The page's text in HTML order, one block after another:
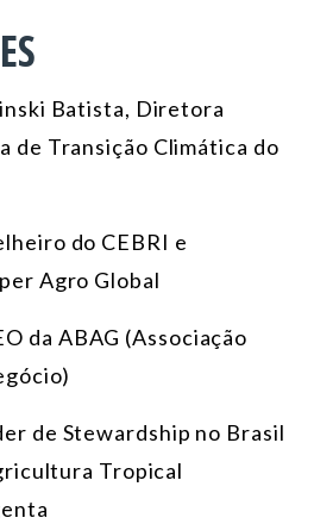
Batista, Diretora
de Transição Climática do
do CEBRI e
Agro Global
da ABAG (Associação
de Stewardship no Brasil
Tropical